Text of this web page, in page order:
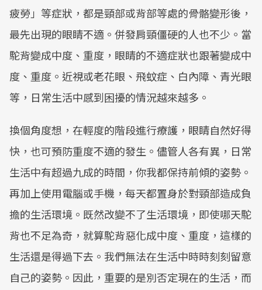
疲勞」等症狀，都是頸部或背部等處的骨骼變形後，
最先出現的眼睛不適。併發肩頸僵硬的人也不少。當
駝背變成中度、重度，眼睛的不適症狀也跟著變成中
度、重度。近視或老花眼、飛蚊症、白內障、青光眼
等，日常生活中感到困擾的情況越來越多。
換個角度想，在輕度的階段進行療護，眼睛自然好得
快，也可預防重度不適的發生。儘管人各有異，日常
生活中有超過九成的時間，你我都保持前傾的姿勢。
再加上使用電腦或手機，每天都置身於對頸部造成負
擔的生活環境。既然改變不了生活環境，即使哪天駝
背也不足為奇，就算駝背惡化成中度、重度，這樣的
生活還是得過下去。我們無法在生活中時時刻刻留意
自己的姿勢。因此，重要的是別否定現在的生活，而